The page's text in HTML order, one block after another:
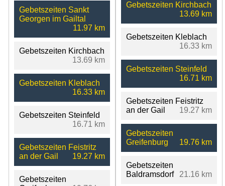
Gebetszeiten Sankt
Georgen im Gailtal
11.97 km
Gebetszeiten Kirchbach
13.69 km
Gebetszeiten Kleblach
16.33 km
Gebetszeiten Steinfeld
16.71 km
Gebetszeiten Feistritz
an der Gail
19.27 km
Gebetszeiten
Gebetszeiten Kirchbach
13.69 km
Gebetszeiten Kleblach
16.33 km
Gebetszeiten Steinfeld
16.71 km
Gebetszeiten Feistritz
an der Gail
19.27 km
Gebetszeiten
Greifenburg
19.76 km
Gebetszeiten
Baldramsdorf
21.16 km